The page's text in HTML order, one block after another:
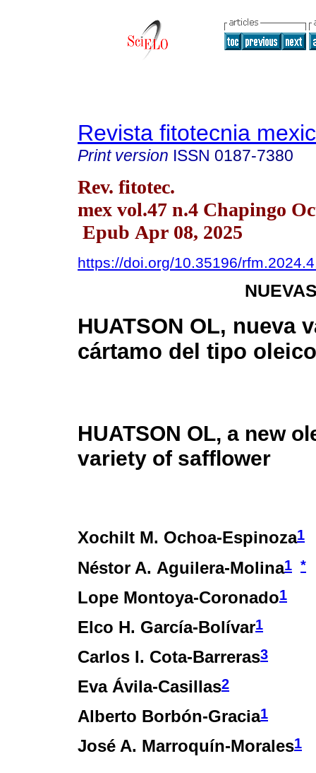
Revista fitotecnia
Print version ISSN 0187-7380
Rev. fitotec.
mex vol.47 n.4 Chapingo
Epub Apr 08, 2025
https://doi.org/10.35196/
HUATSON OL, nueva
cártamo del tipo oleico
HUATSON OL, a new
variety of safflower
Xochilt M. Ochoa-Espinoza1
Néstor A. Aguilera-Molina1 *
Lope Montoya-Coronado1
Elco H. García-Bolívar1
Carlos I. Cota-Barreras3
Eva Ávila-Casillas2
Alberto Borbón-Gracia1
José A. Marroquín-Morales1